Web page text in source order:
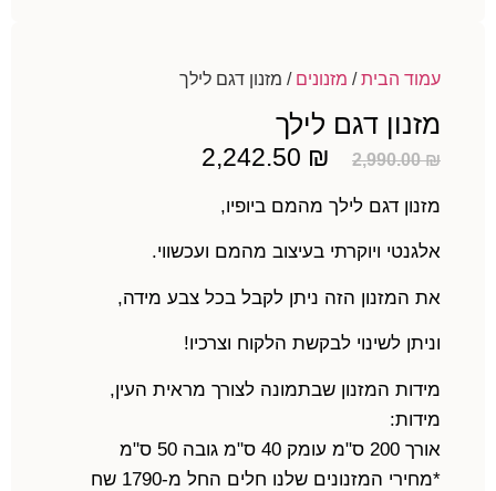
עמוד הבית/ מזנונים / מזנון דגם לילך
מזנון דגם לילך
2,990.00₪
2,242.50 ₪
מזנון דגם לילך מהמם ביופיו,
אלגנטי ויוקרתי בעיצוב מהמם ועכשווי.
את המזנון הזה ניתן לקבל בכל צבע מידה,
וניתן לשינוי לבקשת הלקוח וצרכיו!
מידות המזנון שבתמונה לצורך מראית העין,
מידות:
אורך 200 ס"מ עומק 40 ס"מ גובה 50 ס"מ
*מחירי המזנונים שלנו חלים החל מ-1790 שח